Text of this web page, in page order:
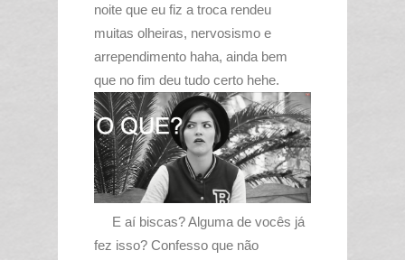
noite que eu fiz a troca rendeu
muitas olheiras, nervosismo e
arrependimento haha, ainda bem
que no fim deu tudo certo hehe.
E aí biscas? Alguma de vocês já
fez isso? Confesso que não